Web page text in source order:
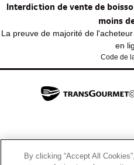
Interdiction de vente de
moins
La preuve de majorité de
en
Code de
By clicking “Accept All